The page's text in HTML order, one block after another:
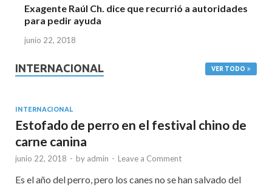
Exagente Raúl Ch. dice que recurrió a autoridades
para pedir ayuda
junio 22, 2018
INTERNACIONAL VER TODO
INTERNACIONAL
Estofado de perro en el festival chino de
carne canina
junio 22, 2018 - by admin - Leave a Comment
Es el año del perro, pero los canes no se han salvado del